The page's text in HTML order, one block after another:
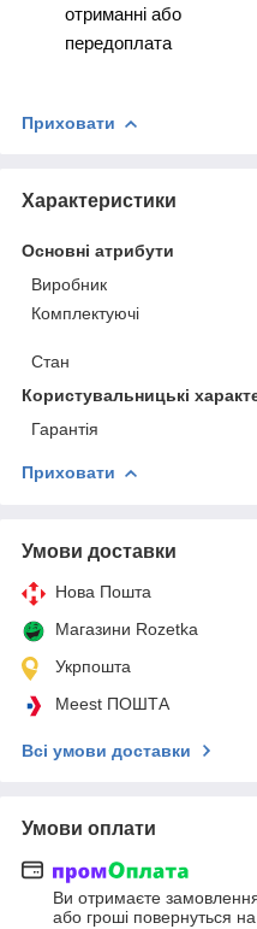
отриманні або
передоплата
Приховати
Характеристики
Основні атрибути
Виробник
Комплектуючі
Стан
Користувальницькі
Гарантія
Приховати
Умови доставки
Нова Пошта
Магазини Rozetka
Укрпошта
Meest ПОШТА
Всі умови доставки
Умови оплати
Ви отримаєте
або гроші повернуться